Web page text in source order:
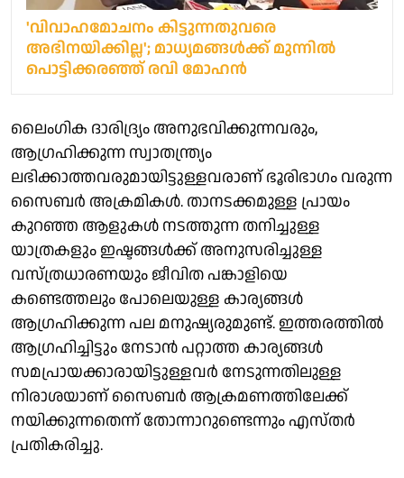
'വിവാഹമോചനം കിട്ടുന്നതുവരെ
അഭിനയിക്കില്ല'; മാധ്യമങ്ങൾക്ക് മുന്നിൽ
പൊട്ടിക്കരഞ്ഞ് രവി മോഹൻ
ലൈംഗിക ദാരിദ്ര്യം അനുഭവിക്കുന്നവരും,
ആഗ്രഹിക്കുന്ന സ്വാതന്ത്ര്യം
ലഭിക്കാത്തവരുമായിട്ടുള്ളവരാണ് ഭൂരിഭാഗം വരുന്ന
സൈബർ അക്രമികൾ. താനടക്കമുള്ള പ്രായം
കുറഞ്ഞ ആളുകൾ നടത്തുന്ന തനിച്ചുള്ള
യാത്രകളും ഇഷ്ടങ്ങൾക്ക് അനുസരിച്ചുള്ള
വസ്ത്രധാരണയും ജീവിത പങ്കാളിയെ
കണ്ടെത്തലും പോലെയുള്ള കാര്യങ്ങൾ
ആഗ്രഹിക്കുന്ന പല മനുഷ്യരുമുണ്ട്. ഇത്തരത്തിൽ
ആഗ്രഹിച്ചിട്ടും നേടാൻ പറ്റാത്ത കാര്യങ്ങൾ
സമപ്രായക്കാരായിട്ടുള്ളവർ നേടുന്നതിലുള്ള
നിരാശയാണ് സൈബർ ആക്രമണത്തിലേക്ക്
നയിക്കുന്നതെന്ന് തോന്നാറുണ്ടെന്നും എസ്തർ
പ്രതികരിച്ചു.